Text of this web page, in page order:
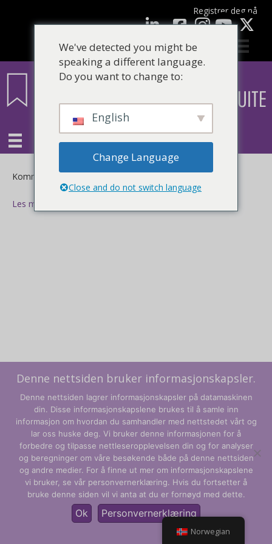
Registrer deg nå
LinkedInFacebook YouTube
Kommentarer er skrudd avfor
Les mer
Vilkår og betingelser
Personvernregler
© CLARITY Learning Suite Global Inc. Med enerett.
Norwegian
We've detected you might be
speaking a different language.
Do you want to change to:
English
Change Language
Close and do not switch language
Denne nettsiden bruker informasjonskapsler.
Denne nettsiden lagrer informasjonskapsler på datamaskinen
din. Disse informasjonskapslene brukes til å samle inn
informasjon om hvordan du samhandler med nettstedet vårt og
lar oss huske deg. Vi bruker denne informasjonen for å
forbedre og tilpasse nettleseropplevelsen din og for analyser
og beregninger om våre besøkende både på denne nettsiden
og andre medier. For å finne ut mer om informasjonskapslene
vi bruker, se vår personvernerklæring. Hvis du fortsetter å
bruke denne siden vil vi anta at du er fornøyd med dette.
Ok Personvernerklæring